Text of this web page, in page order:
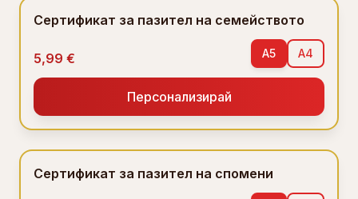
Сертификат за пазител на семейството
5,99 € A5 A4
Персонализирай
Сертификат за пазител на спомени